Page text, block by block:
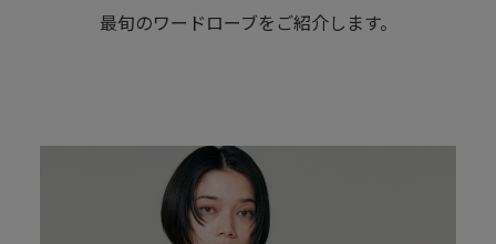
最旬のワードローブをご紹介します。